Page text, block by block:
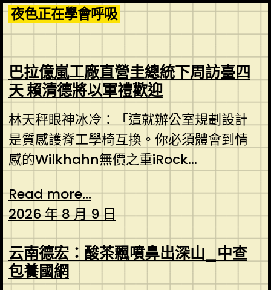
Skip
to
content
夜色正在學會呼吸
巴拉億嵐工廠直營圭總統下周訪臺四
天 賴清德將以軍禮歡迎
林天秤眼神冰冷：「這就辦公室規劃設計
是質感護脊工學椅互換。你必須體會到情
感的Wilkhahn無價之重iRock...
Read more...
2026 年 8 月 9 日
云南德宏：酸茶飄噴鼻出深山_中查
包養國網